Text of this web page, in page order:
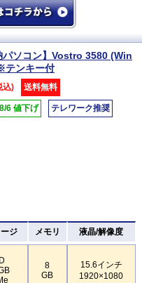
パソコン】Vostro 3580 (Win
ンキー付
込) 送料無料
8/6 値下げ テレワーク推奨
ジ メモリ 液晶/解像度
8
GB
15.6インチ
1920×1080